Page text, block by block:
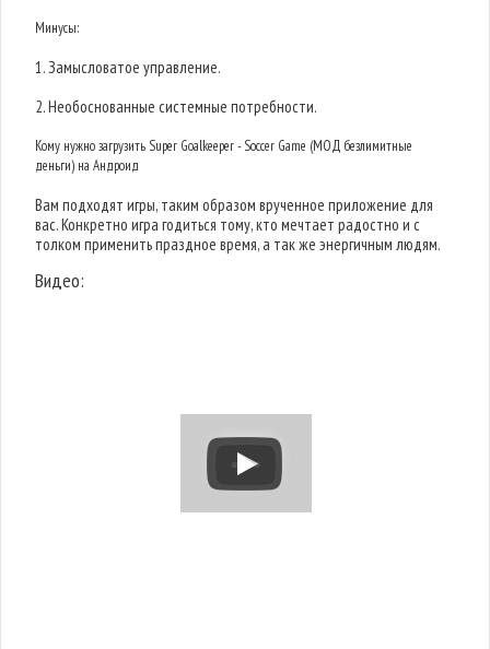
Минусы:
1. Замысловатое управление.
2. Необоснованные системные потребности.
Кому нужно загрузить Super Goalkeeper - Soccer Game (МОД безлимитные
деньги) на Андроид
Вам подходят игры, таким образом врученное приложение для
вас. Конкретно игра годиться тому, кто мечтает радостно и с
толком применить праздное время, а так же энергичным людям.
Видео: